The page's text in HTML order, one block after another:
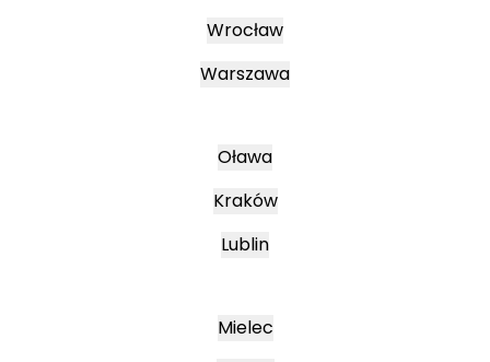
Wrocław
Warszawa
Oława
Kraków
Lublin
Mielec